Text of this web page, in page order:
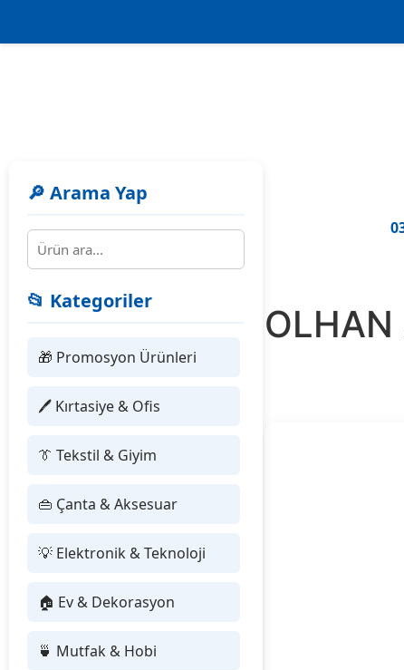
🔎 Arama Yap
📂 Kategoriler
🎁 Promosyon Ürünleri
🖊 Kırtasiye & Ofis
👔 Tekstil & Giyim
👜 Çanta & Aksesuar
💡 Elektronik & Teknoloji
🏠 Ev & Dekorasyon
🍵 Mutfak & Hobi
4505AT SOLHAN
KALEM